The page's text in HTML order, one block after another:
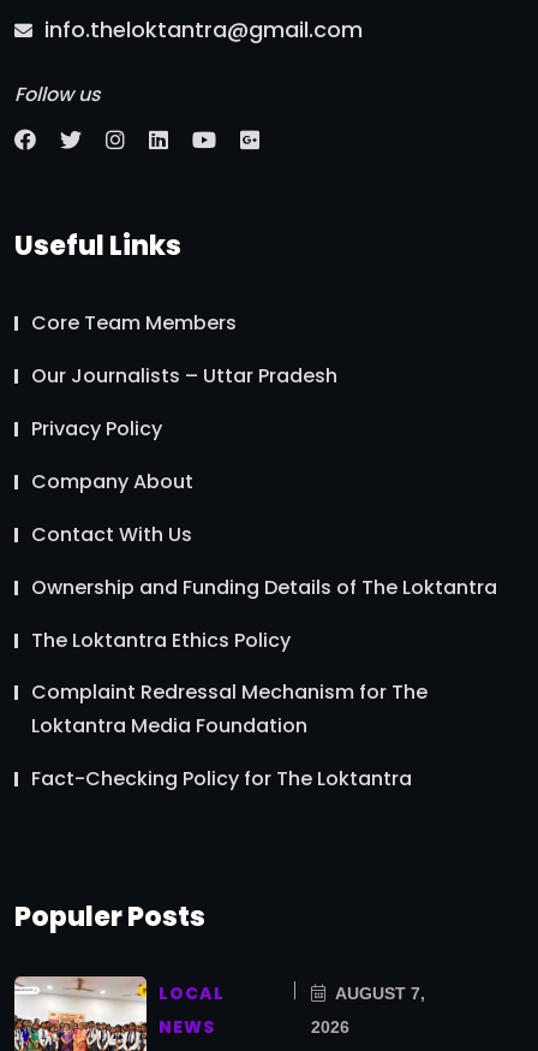
info.theloktantra@gmail.com
Follow us
Useful Links
Core Team Members
Our Journalists – Uttar Pradesh
Privacy Policy
Company About
Contact With Us
Ownership and Funding Details of The Loktantra
The Loktantra Ethics Policy
Complaint Redressal Mechanism for The
Loktantra Media Foundation
Fact-Checking Policy for The Loktantra
Populer Posts
LOCAL
NEWS
AUGUST 7,
2026